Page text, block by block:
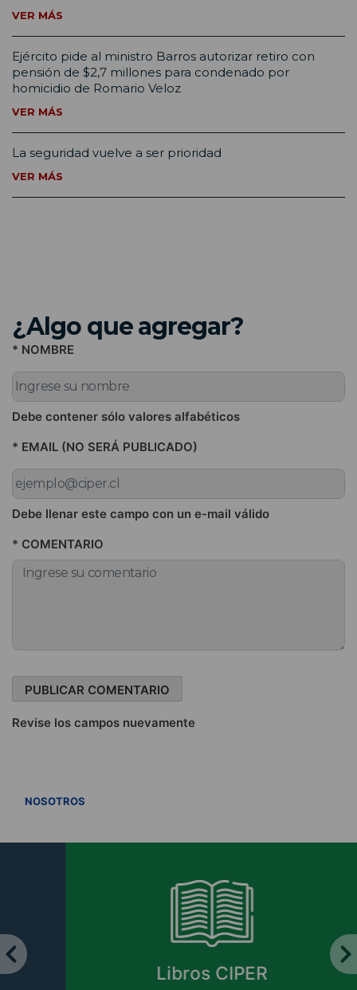
VER MÁS
Ejército pide al ministro Barros autorizar retiro con
pensión de $2,7 millones para condenado por
homicidio de Romario Veloz
VER MÁS
La seguridad vuelve a ser prioridad
VER MÁS
¿Algo que agregar?
* NOMBRE
Debe contener sólo valores alfabéticos
* EMAIL (NO SERÁ PUBLICADO)
Debe llenar este campo con un e-mail válido
* COMENTARIO
Revise los campos nuevamente
NOSOTROS
Libros CIPER